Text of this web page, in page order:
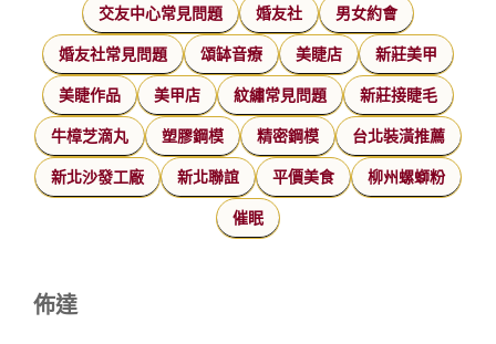
交友中心常見問題 婚友社 男女約會
婚友社常見問題 頌缽音療 美睫店 新莊美甲
美睫作品 美甲店 紋繡常見問題 新莊接睫毛
牛樟芝滴丸 塑膠鋼模 精密鋼模 台北裝潢推薦
新北沙發工廠 新北聯誼 平價美食 柳州螺螄粉
催眠
佈達